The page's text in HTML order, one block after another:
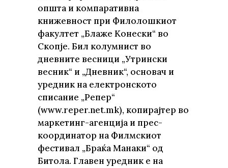
општа и компаративна
книжевност при Филолошкиот
факултет „Блаже Конески“ во
Скопје. Бил колумнист во
дневните весници „Утрински
весник“ и „Дневник“, основач и
уредник на електронското
списание „Репер“
(www.reper.net.mk), копирајтер во
маркетинг-агенција и прес-
координатор на Филмскиот
фестивал „Браќа Манаки“ од
Битола. Главен уредник е на